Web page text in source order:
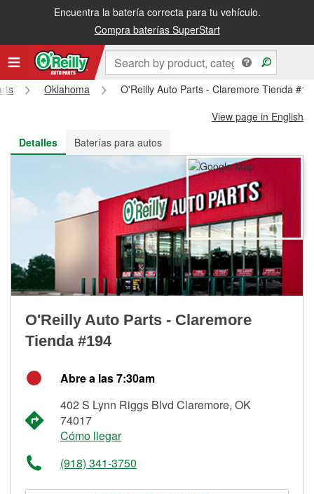
Encuentra la batería correcta para tu vehículo.
Compra baterías SuperStart
Recibe tu orden gratis al día siguiente o recógela en la tienda
Oklahoma
O'Reilly Auto Parts - Claremore Tienda
View page in English
Detalles
Baterías para autos
O'Reilly Auto Parts - Claremore
Tienda #194
Abre a las 7:30am
402 S Lynn Riggs Blvd Claremore, OK
74017
Cómo llegar
(918) 341-3750